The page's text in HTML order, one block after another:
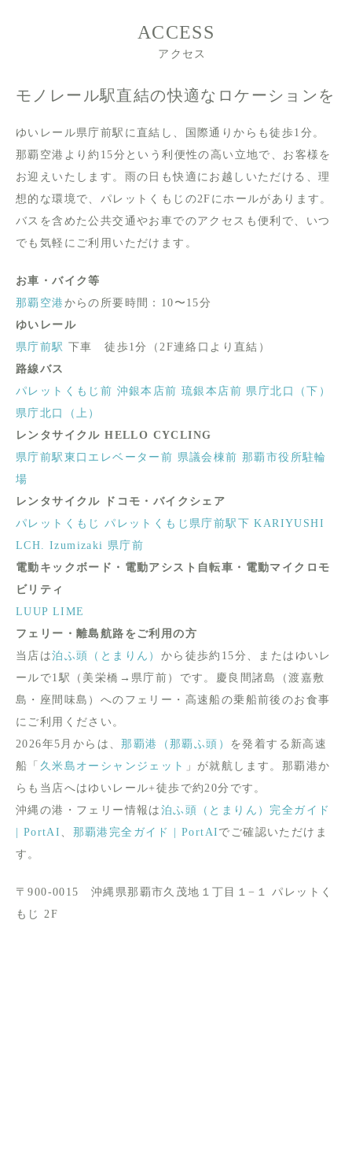
ACCESS
アクセス
モノレール駅直結の快適なロケーションを
ゆいレール県庁前駅に直結し、国際通りからも徒歩1分。
那覇空港より約15分という利便性の高い立地で、お客様を
お迎えいたします。雨の日も快適にお越しいただける、理
想的な環境で、パレットくもじの2Fにホールがあります。
バスを含めた公共交通やお車でのアクセスも便利で、いつ
でも気軽にご利用いただけます。
お車・バイク等
那覇空港からの所要時間：10〜15分
ゆいレール
県庁前駅 下車 徒歩1分（2F連絡口より直結）
路線バス
パレットくもじ前 沖銀本店前 琉銀本店前 県庁北口（下）
県庁北口（上）
レンタサイクル HELLO CYCLING
県庁前駅東口エレベーター前 県議会棟前 那覇市役所駐輪
場
レンタサイクル ドコモ・バイクシェア
パレットくもじ
パレットくもじ県庁前駅下 KARIYUSHI
LCH. Izumizaki 県庁前
電動キックボード・電動アシスト自転車・電動マイクロモ
ビリティ
LUUP LIME
フェリー・離島航路をご利用の方
当店は泊ふ頭（とまりん） から徒歩約15分、またはゆいレ
ールで1駅（美栄橋→県庁前）です。慶良間諸島（渡嘉敷
島・座間味島）へのフェリー・高速船の乗船前後のお食事
にご利用ください。
2026年5月からは、那覇港（那覇ふ頭） を発着する新高速
船「 久米島オーシャンジェット
」が就航します。那覇港か
らも当店へはゆいレール+徒歩で約20分です。
沖縄の港・フェリー情報は 泊ふ頭（とまりん）完全ガイド
| PortAI 、 那覇港完全ガイド | PortAI でご確認いただけま
す。
〒900-0015 沖縄県那覇市久茂地１丁目１−１ パレットく
もじ 2F